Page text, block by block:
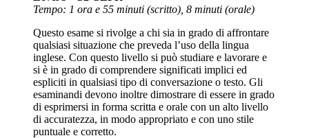
Tempo: 1 ora e 55 minuti (scritto), 8 minuti (orale)
Questo esame si rivolge a chi sia in grado di affrontare
qualsiasi situazione che preveda l’uso della lingua
inglese. Con questo livello si può studiare e lavorare e
si è in grado di comprendere significati implici ed
espliciti in qualsiasi tipo di conversazione o testo. Gli
esaminandi devono inoltre dimostrare di essere in grado
di esprimersi in forma scritta e orale con un alto livello
di accuratezza, in modo appropriato e con uno stile
puntuale e corretto.